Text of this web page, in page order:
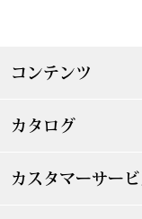
コンテンツ
カタログ
カスタマーサービ